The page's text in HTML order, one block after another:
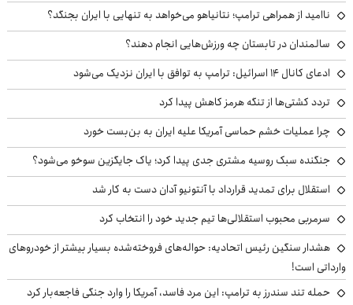
ناامید از همراهی ترامپ؛ نتانیاهو می‌خواهد به تنهایی با ایران بجنگد؟
سالمندان در تابستان چه ورزش‌هایی انجام دهند؟
ادعای کانال ۱۴ اسرائیل: ترامپ به توافق با ایران نزدیک می‌شود
تردد کشتی‌ها از تنگه هرمز کاهش پیدا کرد
چرا عملیات خشم حماسی آمریکا علیه ایران به بن‌بست خورد
جنگنده سبک روسیه مشتری جدی پیدا کرد؛ یاک جایگزین سوخو می‌شود؟
استقلال برای تمدید قرارداد با آنتونیو آدان دست به کار شد
سرمربی محبوب استقلالی‌ها تیم جدید خود را انتخاب کرد
هشدار سنگین رئیس اتحادیه: حواله‌های فروخته‌شده بسیار بیشتر از خودروهای
وارداتی است!
حمله تند سندرز به ترامپ: این مرد فاسد، آمریکا را وارد جنگی فاجعه‌بار کرد